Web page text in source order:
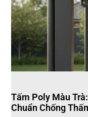
Tấm Poly Màu
Chuẩn Chống